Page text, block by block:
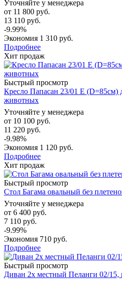
Уточняйте у менеджера
от 11 800 руб.
13 110 руб.
-9.99%
Экономия 1 310 руб.
Подробнее
Хит продаж
Быстрый просмотр
Кресло Папасан 23/01 E (D=85см)
животных
Уточняйте у менеджера
от 10 100 руб.
11 220 руб.
-9.98%
Экономия 1 120 руб.
Подробнее
Хит продаж
Быстрый просмотр
Стол Багама овальный без
Уточняйте у менеджера
от 6 400 руб.
7 110 руб.
-9.99%
Экономия 710 руб.
Подробнее
Быстрый просмотр
Диван 2х местный Пеланги 02/